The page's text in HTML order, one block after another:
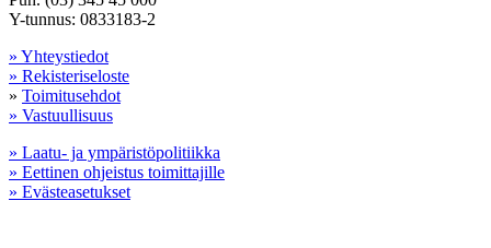
Y-tunnus: 0833183-2
» Yhteystiedot
» Rekisteriseloste
» Toimitusehdot
» Vastuullisuus
» Laatu- ja ympäristöpolitiikka
» Eettinen ohjeistus toimittajille
» Evästeasetukset